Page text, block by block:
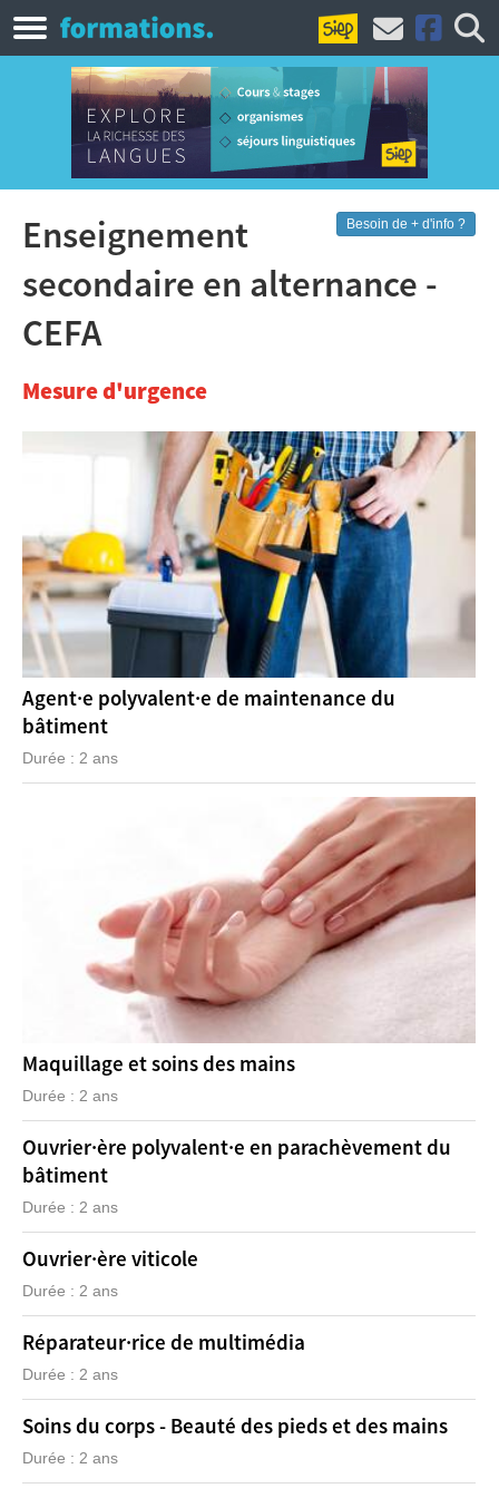
Besoin de + d'info ?
Enseignement
secondaire en alternance -
CEFA
Mesure d'urgence
Agent·e polyvalent·e de maintenance du
bâtiment
Durée : 2 ans
Maquillage et soins des mains
Durée : 2 ans
Ouvrier·ère polyvalent·e en parachèvement du
bâtiment
Durée : 2 ans
Ouvrier·ère viticole
Durée : 2 ans
Réparateur·rice de multimédia
Durée : 2 ans
Soins du corps - Beauté des pieds et des mains
Durée : 2 ans